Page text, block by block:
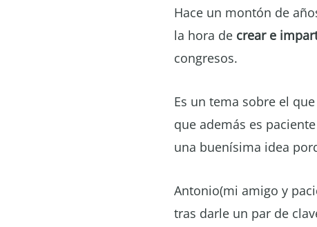
Hace un montón de
la hora de crear e
congresos.
Es un tema sobre el
que además es
una buenísima idea
Antonio(mi amigo y
tras darle un par de